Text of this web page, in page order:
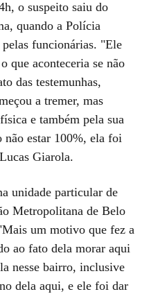
o suspeito saiu do
quando a Polícia
funcionárias. "Ele
que aconteceria se não
das testemunhas,
a tremer, mas
e também pela sua
não estar 100%, ela foi
Giarola.
unidade particular de
Metropolitana de Belo
um motivo que fez a
ao fato dela morar aqui
nesse bairro, inclusive
dela aqui, e ele foi dar